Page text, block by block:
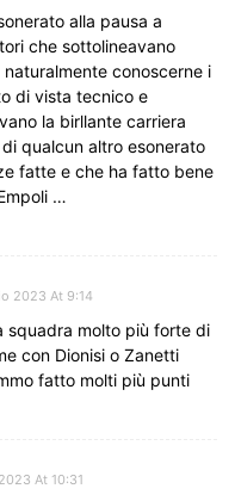
alla pausa a
che sottolineavano
naturalmente conoscerne i
di vista tecnico e
la birllante carriera
qualcun altro esonerato
fatte e che ha fatto bene
…
2023 At 9:14
squadra molto più forte di
con Dionisi o Zanetti
fatto molti più punti
At 10:31